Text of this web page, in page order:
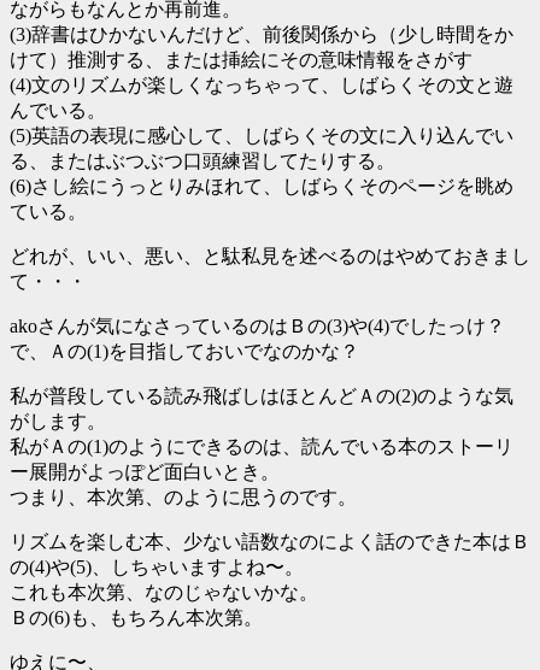
ながらもなんとか再前進。
(3)辞書はひかないんだけど、前後関係から（少し時間をか
けて）推測する、または挿絵にその意味情報をさがす
(4)文のリズムが楽しくなっちゃって、しばらくその文と遊
んでいる。
(5)英語の表現に感心して、しばらくその文に入り込んでい
る、またはぶつぶつ口頭練習してたりする。
(6)さし絵にうっとりみほれて、しばらくそのページを眺め
ている。
どれが、いい、悪い、と駄私見を述べるのはやめておきまし
て・・・
akoさんが気になさっているのはＢの(3)や(4)でしたっけ？
で、Ａの(1)を目指しておいでなのかな？
私が普段している読み飛ばしはほとんどＡの(2)のような気
がします。
私がＡの(1)のようにできるのは、読んでいる本のストーリ
ー展開がよっぽど面白いとき。
つまり、本次第、のように思うのです。
リズムを楽しむ本、少ない語数なのによく話のできた本はＢ
の(4)や(5)、しちゃいますよね〜。
これも本次第、なのじゃないかな。
Ｂの(6)も、もちろん本次第。
ゆえに〜、